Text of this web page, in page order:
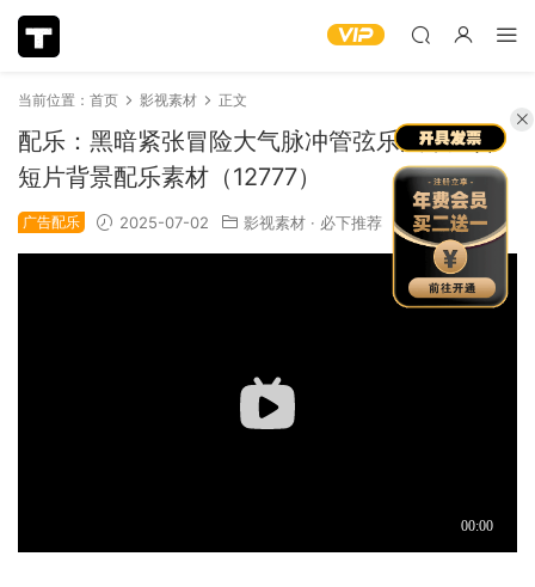
当前位置： 首页 影视素材 正文
配乐：黑暗紧张冒险大气脉冲管弦乐汽车广告
短片背景配乐素材（12777）
广告配乐 2025-07-02 影视素材 · 必下推荐 1.63k